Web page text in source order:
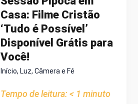
Casa: Filme Cristão
‘Tudo é Possível’
Disponível Grátis para
Você!
Início, Luz, Câmera e Fé
Tempo de leitura: < 1 minuto